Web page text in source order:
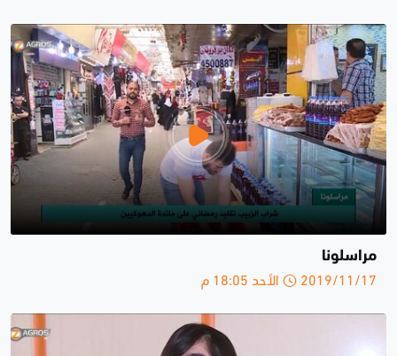
مراسلونا
2019/11/17 الأحد 18:05 م